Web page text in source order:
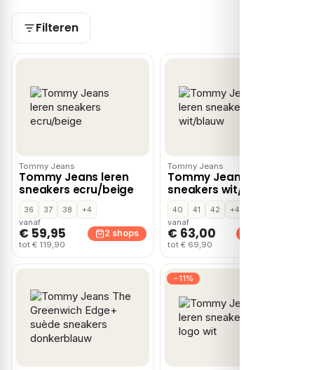
Filteren
Tommy Jeans
Tommy Jeans leren
sneakers ecru/beige
36 37 38
+4
vanaf
€ 59,95
tot € 119,90
2 shops
Tommy Jeans
Tommy Jeans leren
sneakers wit/blauw
40 41 42
+4
vanaf
€ 63,00
tot € 69,90
−11%